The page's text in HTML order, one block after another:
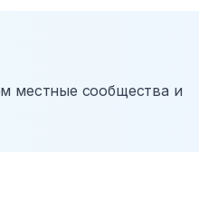
местные сообщества и